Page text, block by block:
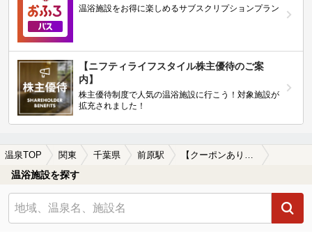
温浴施設をお得に楽しめるサブスクリプションプラン
【ニフティライフスタイル株主優待のご案
内】
株主優待制度で人気の温浴施設に行こう！対象施設が
拡充されました！
温泉TOP 関東 千葉県 前原駅 【クーポンあり】マッサージ、エステがある前原駅近くの温泉、日帰り温泉、スーパー銭湯おすすめ
温浴施設を探す